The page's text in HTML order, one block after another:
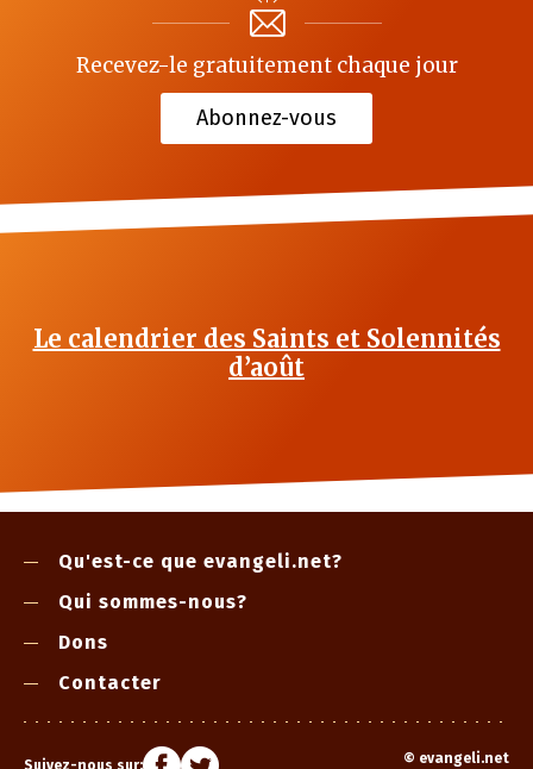
Recevez-le gratuitement chaque jour
Abonnez-vous
Le calendrier des Saints et Solennités
d’août
Qu'est-ce que evangeli.net?
Qui sommes-nous?
Dons
Contacter
© evangeli.net